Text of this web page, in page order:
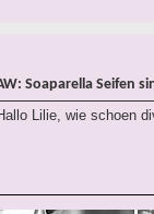
Soaparella Seifen
Lilie, wie schoen